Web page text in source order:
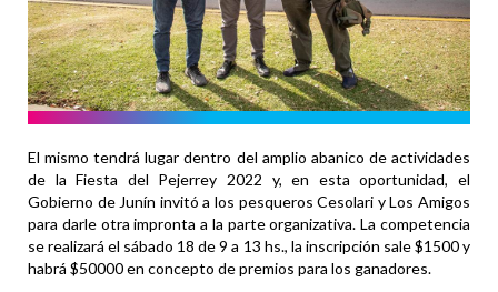
El mismo tendrá lugar dentro del amplio abanico de actividades
de la Fiesta del Pejerrey 2022 y, en esta oportunidad, el
Gobierno de Junín invitó a los pesqueros Cesolari y Los Amigos
para darle otra impronta a la parte organizativa. La competencia
se realizará el sábado 18 de 9 a 13 hs., la inscripción sale $1500 y
habrá $50000 en concepto de premios para los ganadores.